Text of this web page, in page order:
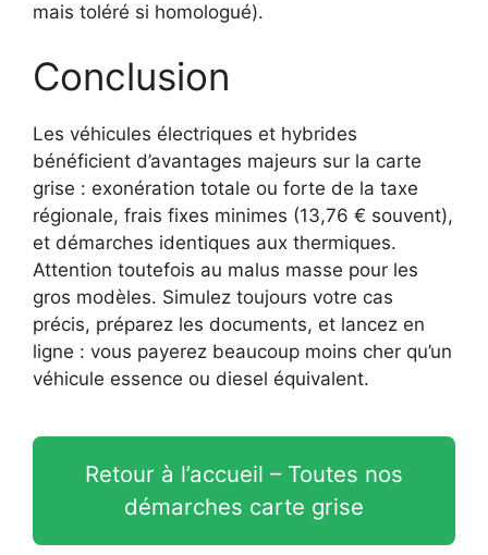
mais toléré si homologué).
Conclusion
Les véhicules électriques et hybrides
bénéficient d’avantages majeurs sur la carte
grise : exonération totale ou forte de la taxe
régionale, frais fixes minimes (13,76 € souvent),
et démarches identiques aux thermiques.
Attention toutefois au malus masse pour les
gros modèles. Simulez toujours votre cas
précis, préparez les documents, et lancez en
ligne : vous payerez beaucoup moins cher qu’un
véhicule essence ou diesel équivalent.
Retour à l’accueil – Toutes nos
démarches carte grise